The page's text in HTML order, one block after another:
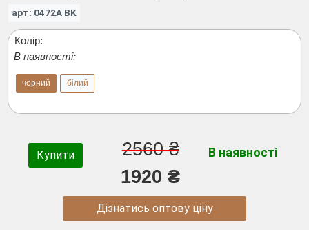
арт: 0472A BK
Колір:
В наявності:
чорний білий
Купити
2560 ₴
1920 ₴
В наявності
Дізнатись оптову ціну